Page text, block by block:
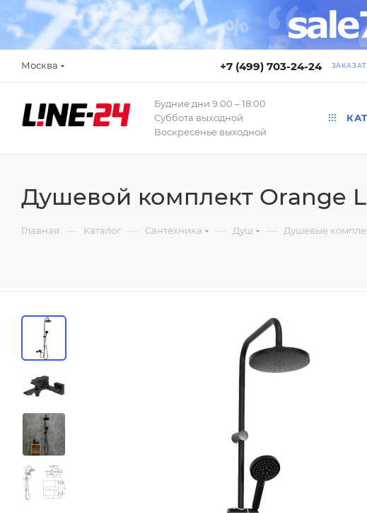
Москва +7 (499) 703-24-24
Будние дни 9:00 – 18:00
Суббота выходной
Воскресенье выходной
Душевой комплект Orange
Главная — Каталог — Сантехника — Душ — Душевые